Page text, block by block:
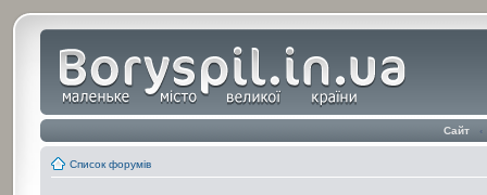
Сайт ‹
Список форумів